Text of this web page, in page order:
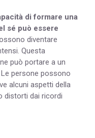
di formare una
sé può essere
diventare
Questa
può portare a un
persone possono
alcuni aspetti della
distorti dai ricordi